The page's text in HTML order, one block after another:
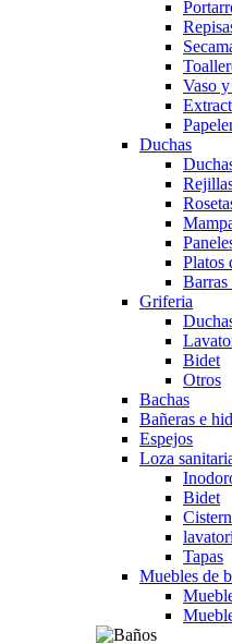
Vaso
Duchas
Platos
Griferia
Bidet
Otros
Bachas
Bañeras e
Espejos
Loza
Bidet
Tapas
Muebles de